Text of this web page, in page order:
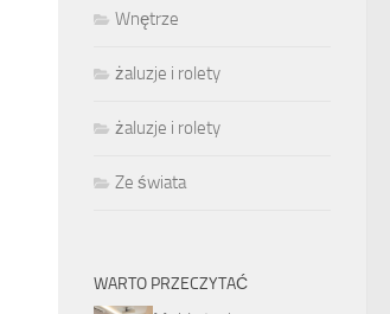
Wnętrze
żaluzje i rolety
żaluzje i rolety
Ze świata
WARTO PRZECZYTAĆ